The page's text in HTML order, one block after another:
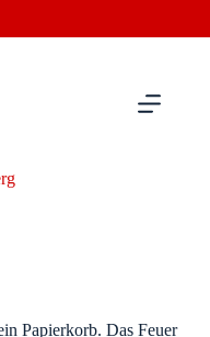
Papierkorb. Das Feuer